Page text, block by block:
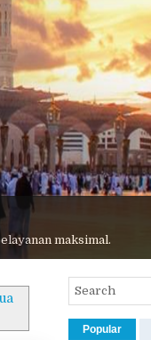
- Pelayanan
POSTINGAN